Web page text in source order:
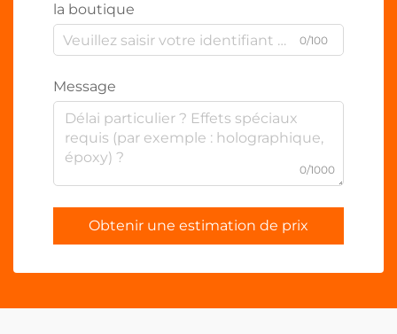
la boutique
0/100
Message
0/1000
Obtenir une estimation de prix